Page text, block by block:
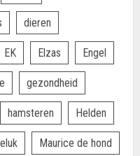
dieren
EK Elzas Engel
gezondheid
hamsteren Helden
Maurice de hond